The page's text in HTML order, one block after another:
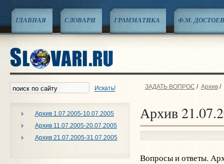
ГЛАВНАЯ СЛОВАРИ ГРАММАТИКА Ф.М.
Искать!
Архив 1.07.2005-10.07.2005
Архив 11.07.2005-20.07.2005
Архив 21.07.2005-31.07.2005
ЗАДАТЬ ВОПРОС / Архив/
Архив
Вопросы и ответы.